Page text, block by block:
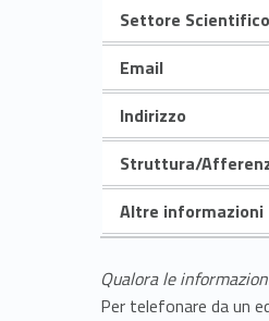
Settore
Email
Indirizzo
Struttura/
Altre informazioni
Qualora le
Per telefonare da un